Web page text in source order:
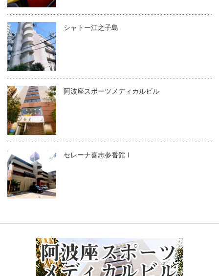
シャトー江之子島
阿波座スポーツメディカルビル
セレーナ喜志参番館Ⅰ